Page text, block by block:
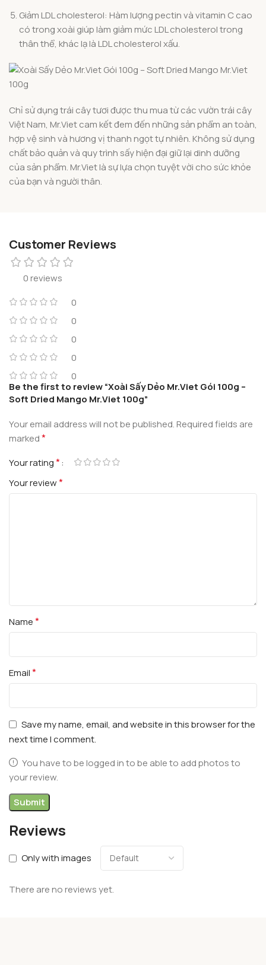
Giảm LDL cholesterol: Hàm lượng pectin và vitamin C cao
có trong xoài giúp làm giảm mức LDL cholesterol trong
thân thể, khác lạ là LDL cholesterol xấu.
Chỉ sử dụng trái cây tươi được thu mua từ các vườn trái cây
Việt Nam, Mr.Viet cam kết đem đến những sản phẩm an toàn,
hợp vệ sinh và hương vị thanh ngọt tự nhiên. Không sử dụng
chất bảo quản và quy trình sấy hiện đại giữ lại dinh dưỡng
của sản phẩm. Mr.Viet là sự lựa chọn tuyệt vời cho sức khỏe
của bạn và người thân.
Customer Reviews
0 reviews
0
0
0
0
0
Reviews
Only with images
There are no reviews yet.
Be the first to review “Xoài Sấy Dẻo Mr.Viet Gói 100g –
Soft Dried Mango Mr.Viet 100g”
Your email address will not be published.Required fields are
marked*
Your rating*
Your review*
Name*
Email*
Save my name, email, and website in this browser for the
next time I comment.
You have to be logged in to be able to add photos to
your review.